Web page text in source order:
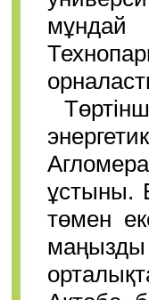
мұндай
ұстыны.
төмен